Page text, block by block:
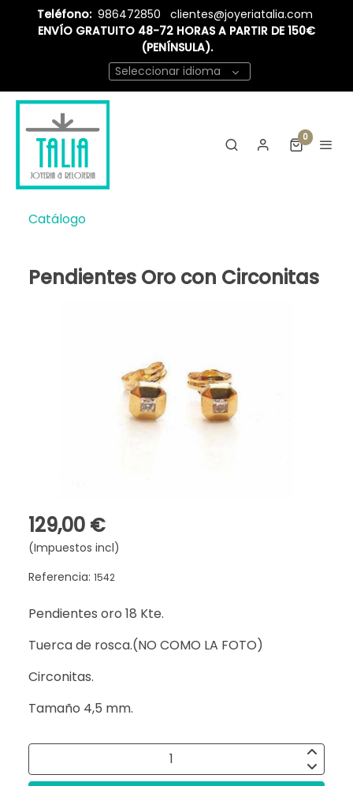
Teléfono: 986472850
clientes@joyeriatalia.com
ENVÍO GRATUITO 48-72 HORAS A PARTIR DE 150€
(PENÍNSULA).
Seleccionar idioma
0
Catálogo
Pendientes Oro con Circonitas
129,00 €
(Impuestos incl)
Referencia: 1542
Pendientes oro 18 Kte.
Tuerca de rosca.(NO COMO LA FOTO)
Circonitas.
Tamaño 4,5 mm.